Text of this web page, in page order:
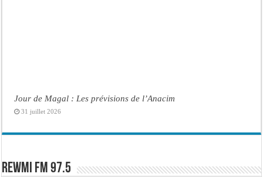
Jour de Magal : Les prévisions de l’Anacim
31 juillet 2026
Rewmi FM 97.5